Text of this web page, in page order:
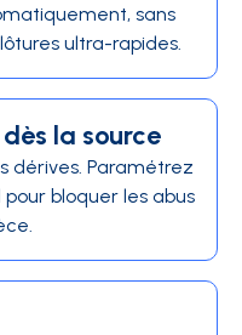
sans
ultra-rapides.
la source
dérives. Paramétrez
bloquer les abus